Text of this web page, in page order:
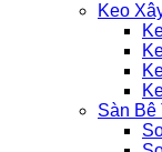
Keo
Sàn Bê